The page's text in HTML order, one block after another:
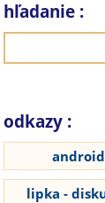
hľadanie :
odkazy :
lipka -